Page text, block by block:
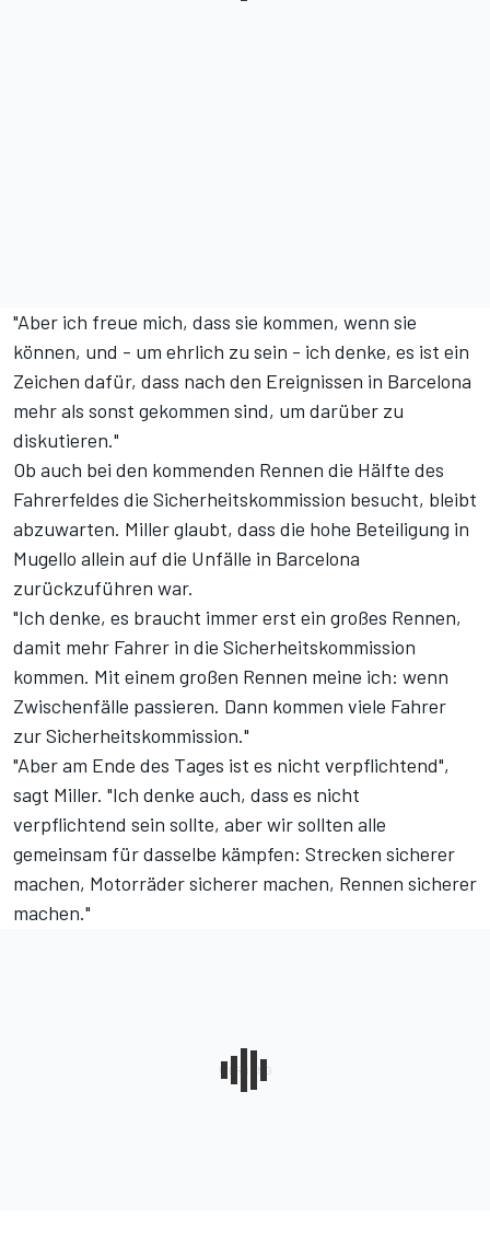
"Aber ich freue mich, dass sie kommen, wenn sie
können, und - um ehrlich zu sein - ich denke, es ist ein
Zeichen dafür, dass nach den Ereignissen in Barcelona
mehr als sonst gekommen sind, um darüber zu
diskutieren."
Ob auch bei den kommenden Rennen die Hälfte des
Fahrerfeldes die Sicherheitskommission besucht, bleibt
abzuwarten. Miller glaubt, dass die hohe Beteiligung in
Mugello allein auf die Unfälle in Barcelona
zurückzuführen war.
"Ich denke, es braucht immer erst ein großes Rennen,
damit mehr Fahrer in die Sicherheitskommission
kommen. Mit einem großen Rennen meine ich: wenn
Zwischenfälle passieren. Dann kommen viele Fahrer
zur Sicherheitskommission."
"Aber am Ende des Tages ist es nicht verpflichtend",
sagt Miller. "Ich denke auch, dass es nicht
verpflichtend sein sollte, aber wir sollten alle
gemeinsam für dasselbe kämpfen: Strecken sicherer
machen, Motorräder sicherer machen, Rennen sicherer
machen."